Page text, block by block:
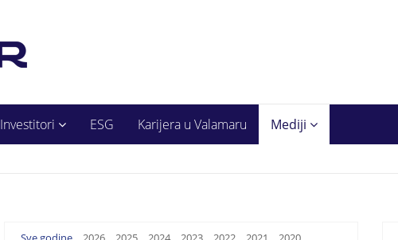
Investitori ESG Karijera u Valamaru Mediji